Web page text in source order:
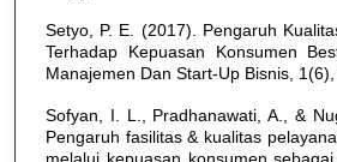
Setyo, P. E. (2017). Pengaruh
Terhadap Kepuasan Konsumen
Manajemen Dan Start-Up Bisnis, 1(6),
Sofyan, I. L., Pradhanawati, A., &
Pengaruh fasilitas & kualitas
melalui kepuasan konsumen